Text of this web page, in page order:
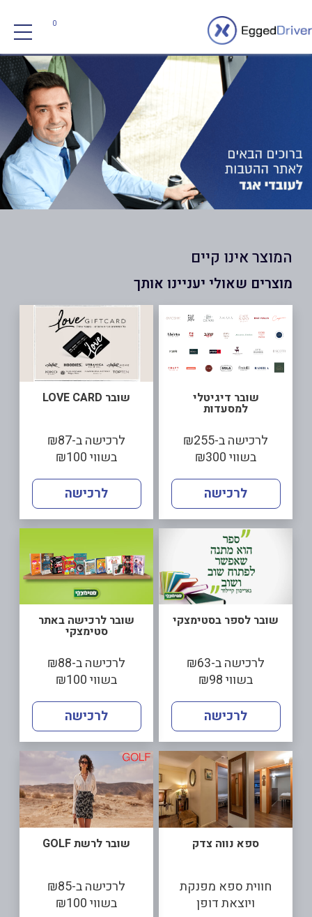
0
המוצר אינו קיים
מוצרים שאולי יעניינו אותך
שובר דיגיטלי
למסעדות
לרכישה ב-₪255
בשווי ₪300
לרכישה
שובר LOVE CARD
לרכישה ב-₪87
בשווי ₪100
לרכישה
שובר לספר בסטימצקי
לרכישה ב-₪63
בשווי ₪98
לרכישה
שובר לרכישה באתר
סטימצקי
לרכישה ב-₪88
בשווי ₪100
לרכישה
ספא נווה צדק
חווית ספא מפנקת
ויוצאת דופן
שובר לרשת GOLF
לרכישה ב-₪85
בשווי ₪100